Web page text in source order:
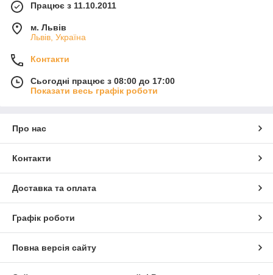
Працює з 11.10.2011
м. Львів
Львів, Україна
Контакти
Сьогодні працює з 08:00 до 17:00
Показати весь графік роботи
Про нас
Контакти
Доставка та оплата
Графік роботи
Повна версія сайту